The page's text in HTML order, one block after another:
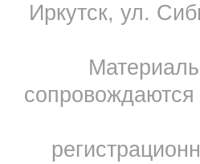
Иркутск, ул.